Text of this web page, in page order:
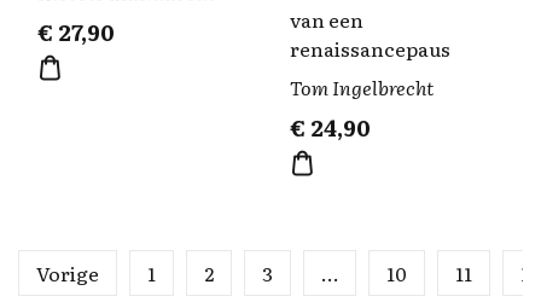
€ 27,90
van een
renaissancepaus
Tom Ingelbrecht
€ 24,90
Vorige 1 2 3 … 10 11 12